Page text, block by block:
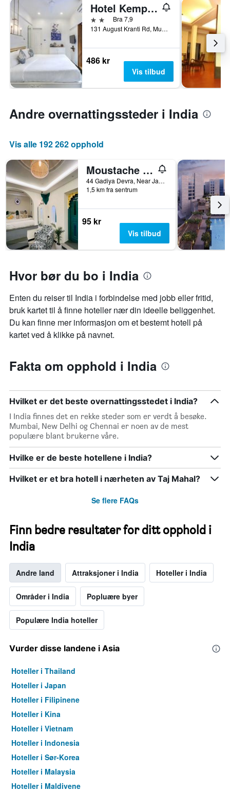
Hotel Kemps Corner
2 stjernerBra 7,9
131 August Kranti Rd, Mumbai, India
486 kr
Vis tilbud
Andre overnattingssteder i India
Vis alle 192 262 opphold
Moustache Udaipur - Hostel
44 Gadiya Devra, Near Jagdish Chowk, Udaipur, India
1,5 km fra sentrum
95 kr
Vis tilbud
Hvor bør du bo i India
Enten du reiser til India i forbindelse med jobb eller fritid,
bruk kartet til å finne hoteller nær din ideelle beliggenhet.
Du kan finne mer informasjon om et bestemt hotell på
kartet ved å klikke på navnet.
Fakta om opphold i India
Hvilket er det beste overnattingsstedet i India?
I India finnes det en rekke steder som er verdt å besøke.
Mumbai, New Delhi og Chennai er noen av de mest
populære blant brukerne våre.
Hvilke er de beste hotellene i India?
Hvilket er et bra hotell i nærheten av Taj Mahal?
Se flere FAQs
Finn bedre resultater for ditt opphold i
India
Andre land Attraksjoner i India Hoteller i India
Områder i India Popluære byer
Populære India hoteller
Vurder disse landene i Asia
Hoteller i Thailand
Hoteller i Japan
Hoteller i Filipinene
Hoteller i Kina
Hoteller i Vietnam
Hoteller i Indonesia
Hoteller i Sør-Korea
Hoteller i Malaysia
Hoteller i Maldivene